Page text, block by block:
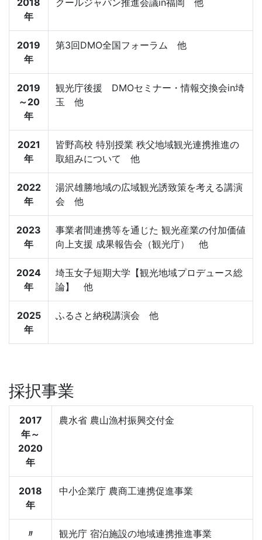
年
2019
年
第3回DMO全国フォーラム 他
2019
～20
年
観光庁後援 DMOセミナー・情報交換会in埼
玉 他
2021
年
皆野高校 特別授業 秩父地域観光連携推進の
取組みについて 他
2022
年
湯沢雄勝地域の広域観光誘致策を考える講演
会 他
2023
年
事業者間連携等を通じた 観光産業の付加価値
向上支援 成果報告会（観光庁） 他
2024
年
埼玉女子短期大学【観光地域プロデュース総
論】 他
2025
年
ふるさと納税講演会 他
採択事業
2017
年～
2020
年
農水省 農山漁村振興交付金
2018
年
中小企業庁 農商工連携促進事業
〃 観光庁 宿泊施設の地域連携推進事業